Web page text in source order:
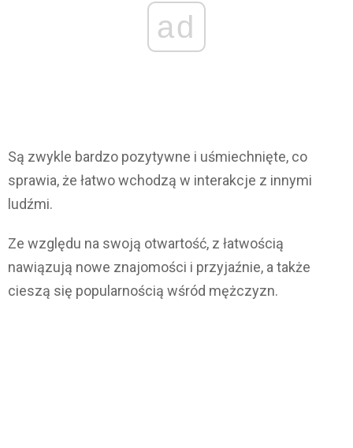
ad
Są zwykle bardzo pozytywne i uśmiechnięte, co
sprawia, że łatwo wchodzą w interakcje z innymi
ludźmi.
Ze względu na swoją otwartość, z łatwością
nawiązują nowe znajomości i przyjaźnie, a także
cieszą się popularnością wśród mężczyzn.